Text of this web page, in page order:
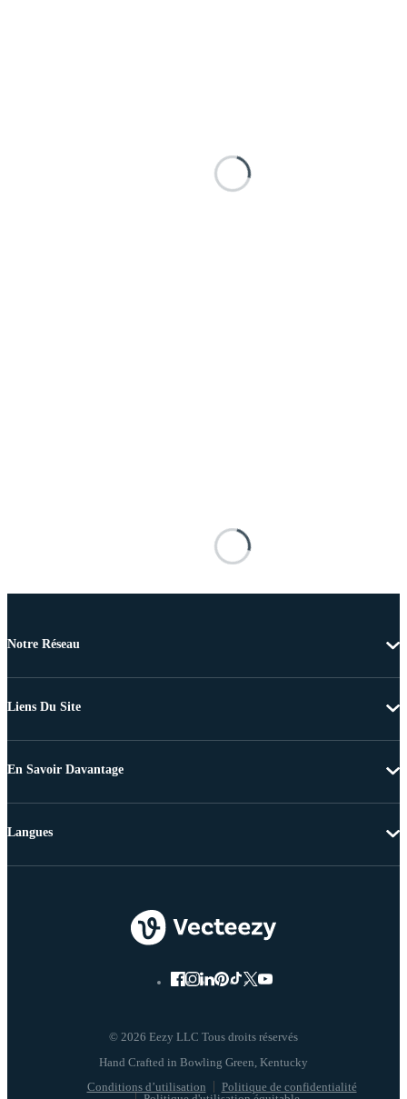
Notre Réseau
Liens Du Site
En Savoir Davantage
© 2026 Eezy LLC Tous droits réservés
Conditions d’utilisation
Politique de confidentialité
Langues